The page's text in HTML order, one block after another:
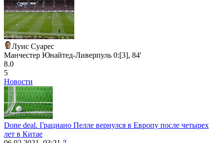
Луис Суарес
Манчестер Юнайтед-Ливерпуль 0:[3], 84'
8.0
5
Новости
Done deal. Грациано Пелле вернулся в Европу после четырех
лет в Китае